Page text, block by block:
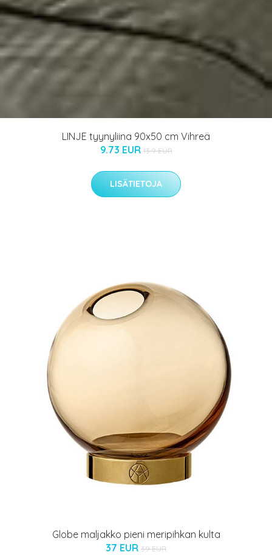
LINJE tyynyliina 90x50 cm Vihreä
9.73 EUR 13.9 EUR
LISÄTIETOJA
Globe maljakko pieni meripihkan kulta
37 EUR 39 EUR